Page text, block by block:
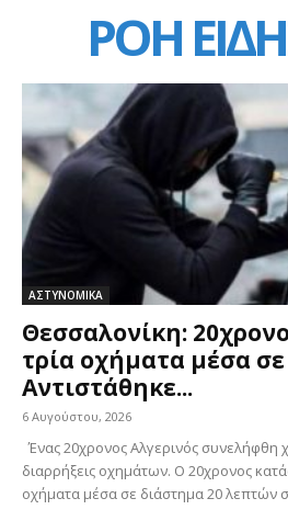
ΡΟΗ
ΑΣΤΥΝΟΜΙΚΑ
Θεσσαλονίκη:
τρία οχήματα μέσα
Αντιστάθηκε...
6 Αυγούστου, 2026
Ένας 20χρονος Αλγερινός συνελήφθη
διαρρήξεις οχημάτων. Ο 20χρονος
οχήματα μέσα σε διάστημα 20 λεπτών